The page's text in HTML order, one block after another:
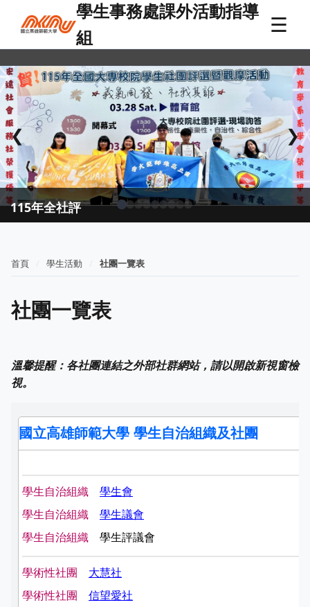
學生事務處課外活動指導
組
☰
115年全社評
❮ ❯
首頁 學生活動 社團一覽表
社團一覽表
溫馨提醒：各社團連結之外部社群網站，請以開啟新視窗檢
視。